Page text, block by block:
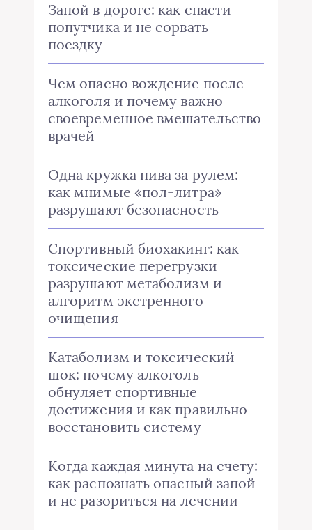
Запой в дороге: как спасти
попутчика и не сорвать
поездку
Чем опасно вождение после
алкоголя и почему важно
своевременное вмешательство
врачей
Одна кружка пива за рулем:
как мнимые «пол-литра»
разрушают безопасность
Спортивный биохакинг: как
токсические перегрузки
разрушают метаболизм и
алгоритм экстренного
очищения
Катаболизм и токсический
шок: почему алкоголь
обнуляет спортивные
достижения и как правильно
восстановить систему
Когда каждая минута на счету:
как распознать опасный запой
и не разориться на лечении